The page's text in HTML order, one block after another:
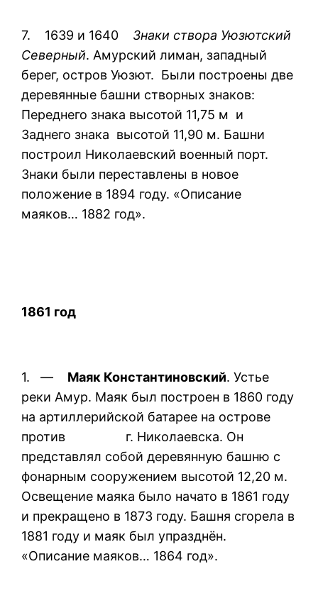
7. 1639 и 1640 Знаки створа Уюзютский
Северный. Амурский лиман, западный
берег, остров Уюзют. Были построены две
деревянные башни створных знаков:
Переднего знака высотой 11,75 м и
Заднего знака высотой 11,90 м. Башни
построил Николаевский военный порт.
Знаки были переставлены в новое
положение в 1894 году. «Описание
маяков… 1882 год».
1861 год
1. — Маяк Константиновский. Устье
реки Амур. Маяк был построен в 1860 году
на артиллерийской батарее на острове
против г. Николаевска. Он
представлял собой деревянную башню с
фонарным сооружением высотой 12,20 м.
Освещение маяка было начато в 1861 году
и прекращено в 1873 году. Башня сгорела в
1881 году и маяк был упразднён.
«Описание маяков… 1864 год».